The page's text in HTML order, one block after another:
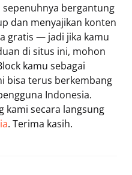
sepenuhnya bergantung
dan menyajikan konten
gratis — jadi jika kamu
di situs ini, mohon
kamu sebagai
bisa terus berkembang
Indonesia.
kami secara langsung
. Terima kasih.